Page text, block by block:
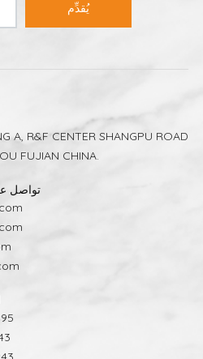
يُقدِّم
A, R&F CENTER SHANGPU ROAD
FUJIAN CHINA.
تواصل